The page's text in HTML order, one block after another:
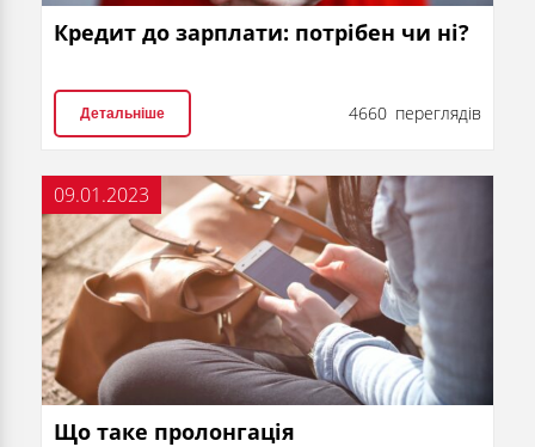
Кредит до зарплати: потрібен чи ні?
Детальніше 4660 переглядів
09.01.2023
Що таке пролонгація